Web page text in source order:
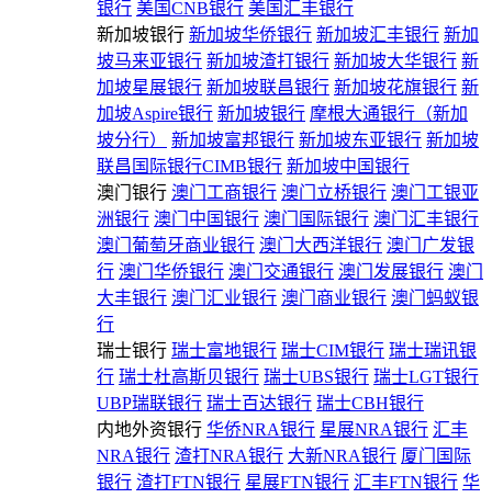
银行 美国CNB银行 美国汇丰银行
新加坡银行 新加坡华侨银行 新加坡汇丰银行 新加
坡马来亚银行 新加坡渣打银行 新加坡大华银行 新
加坡星展银行 新加坡联昌银行 新加坡花旗银行 新
加坡Aspire银行 新加坡银行 摩根大通银行（新加
坡分行）
新加坡富邦银行 新加坡东亚银行 新加坡
联昌国际银行CIMB银行 新加坡中国银行
澳门银行 澳门工商银行 澳门立桥银行 澳门工银亚
洲银行 澳门中国银行 澳门国际银行 澳门汇丰银行
澳门葡萄牙商业银行 澳门大西洋银行 澳门广发银
行 澳门华侨银行 澳门交通银行 澳门发展银行 澳门
大丰银行 澳门汇业银行 澳门商业银行 澳门蚂蚁银
行
瑞士银行 瑞士富地银行 瑞士CIM银行 瑞士瑞讯银
行 瑞士杜高斯贝银行 瑞士UBS银行 瑞士LGT银行
UBP瑞联银行 瑞士百达银行 瑞士CBH银行
内地外资银行 华侨NRA银行 星展NRA银行 汇丰
NRA银行 渣打NRA银行 大新NRA银行 厦门国际
银行 渣打FTN银行 星展FTN银行 汇丰FTN银行 华